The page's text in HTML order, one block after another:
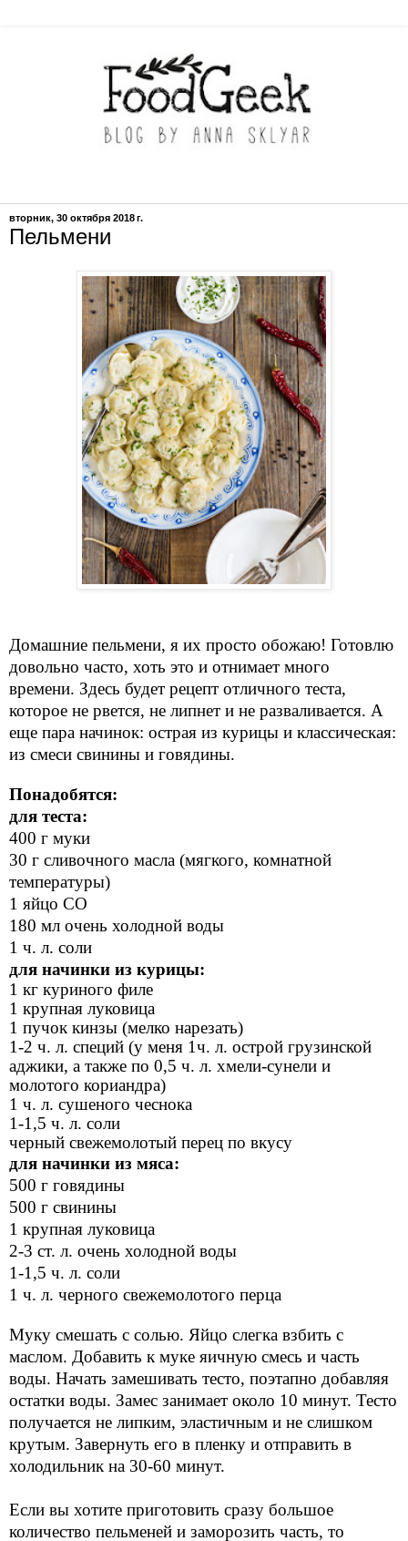
вторник, 30 октября 2018 г.
Пельмени
Домашние пельмени, я их просто обожаю! Готовлю
довольно часто, хоть это и отнимает много
времени. Здесь будет рецепт отличного теста,
которое не рвется, не липнет и не разваливается. А
еще пара начинок: острая из курицы и классическая:
из смеси свинины и говядины.
Понадобятся:
для теста:
400 г муки
30 г сливочного масла (мягкого, комнатной
температуры)
1 яйцо СО
180 мл очень холодной воды
1 ч. л. соли
для начинки из курицы:
1 кг куриного филе
1 крупная луковица
1 пучок кинзы (мелко нарезать)
1-2 ч. л. специй (у меня 1ч. л. острой грузинской
аджики, а также по 0,5 ч. л. хмели-сунели и
молотого кориандра)
1 ч. л. сушеного чеснока
1-1,5 ч. л. соли
черный свежемолотый перец по вкусу
для начинки из мяса:
500 г говядины
500 г свинины
1 крупная луковица
2-3 ст. л. очень холодной воды
1-1,5 ч. л. соли
1 ч. л. черного свежемолотого перца
Муку смешать с солью. Яйцо слегка взбить с
маслом. Добавить к муке яичную смесь и часть
воды. Начать замешивать тесто, поэтапно добавляя
остатки воды. Замес занимает около 10 минут. Тесто
получается не липким, эластичным и не слишком
крутым. Завернуть его в пленку и отправить в
холодильник на 30-60 минут.
Если вы хотите приготовить сразу большое
количество пельменей и заморозить часть, то